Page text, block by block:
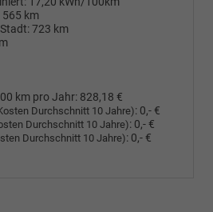
565 km
723 km
km pro Jahr: 828,18 €
Durchschnitt 10 Jahre): 0,- €
Durchschnitt 10 Jahre): 0,- €
Durchschnitt 10 Jahre): 0,- €